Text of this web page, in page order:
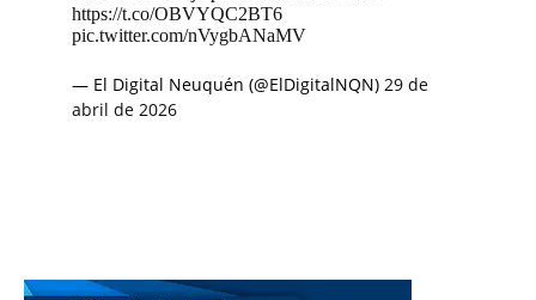
https://t.co/OBVYQC2BT6
pic.twitter.com/nVygbANaMV
— El Digital Neuquén (@ElDigitalNQN) 29 de
abril de 2026